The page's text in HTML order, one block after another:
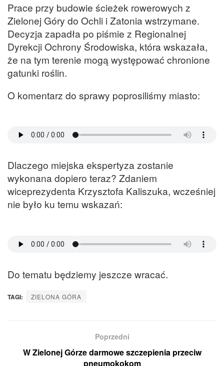
Prace przy budowie ścieżek rowerowych z
Zielonej Góry do Ochli i Zatonia wstrzymane.
Decyzja zapadła po piśmie z Regionalnej
Dyrekcji Ochrony Środowiska, która wskazała,
że na tym terenie mogą występować chronione
gatunki roślin.
O komentarz do sprawy poprosiliśmy miasto:
Dlaczego miejska ekspertyza zostanie
wykonana dopiero teraz? Zdaniem
wiceprezydenta Krzysztofa Kaliszuka, wcześniej
nie było ku temu wskazań:
Do tematu będziemy jeszcze wracać.
TAGI: ZIELONA GÓRA
Poprzedni
W Zielonej Górze darmowe szczepienia przeciw
pneumokokom